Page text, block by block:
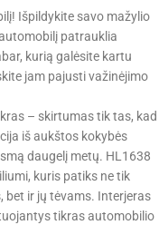
Išpildykite savo mažylio
patrauklia
kurią galėsite kartu
jam pajusti važinėjimo
– skirtumas tik tas, kad
iš aukštos kokybės
daugelį metų. HL1638
kuris patiks ne tik
bet ir jų tėvams. Interjeras
tikras automobilio